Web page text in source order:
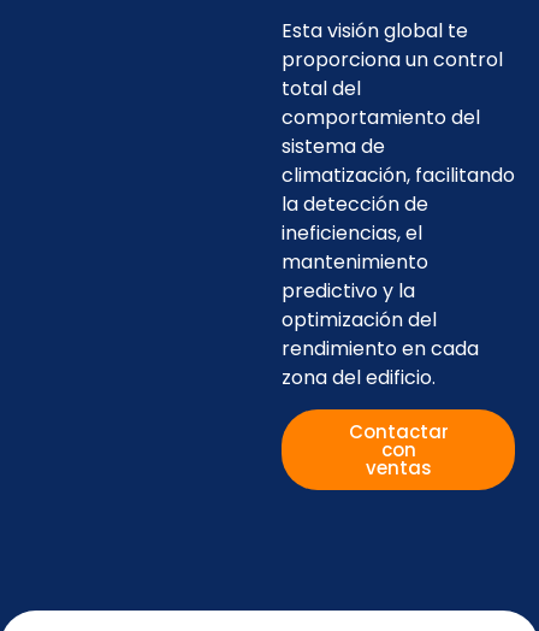
Esta visión global te
proporciona un control
total del
comportamiento del
sistema de
climatización, facilitando
la detección de
ineficiencias, el
mantenimiento
predictivo y la
optimización del
rendimiento en cada
zona del edificio.
Contactar
con
ventas